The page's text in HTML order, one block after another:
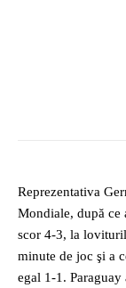
Reprezentativa
Mondiale, după ce
scor 4-3, la
minute de joc şi a
egal 1-1.